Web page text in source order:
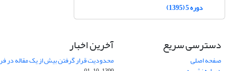
دوره 5 (1395)
دسترسی سریع
صفحه اصلی
آخرین اخبار
محدودیت قرار گرفتن بیش از یک مقاله در